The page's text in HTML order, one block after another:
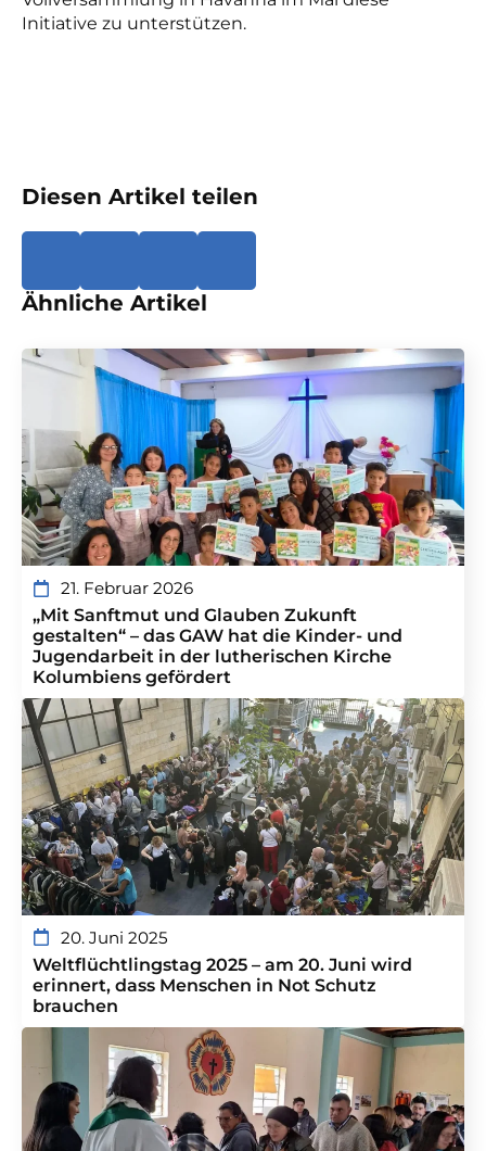
Initiative zu unterstützen.
Diesen Artikel teilen
Ähnliche Artikel
21. Februar 2026
„Mit Sanftmut und Glauben Zukunft
gestalten“ – das GAW hat die Kinder- und
Jugendarbeit in der lutherischen Kirche
Kolumbiens gefördert
20. Juni 2025
Weltflüchtlingstag 2025 – am 20. Juni wird
erinnert, dass Menschen in Not Schutz
brauchen